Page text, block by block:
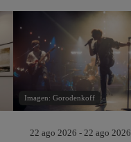
Imagen: Gorodenkoff
22 ago 2026 - 22 ago 2026